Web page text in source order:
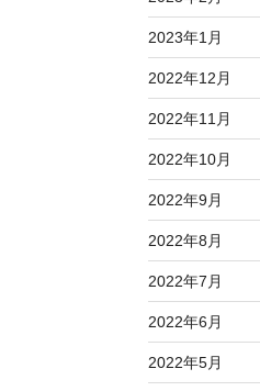
2023年1月
2022年12月
2022年11月
2022年10月
2022年9月
2022年8月
2022年7月
2022年6月
2022年5月